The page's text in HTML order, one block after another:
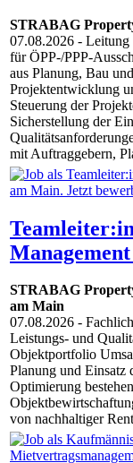
STRABAG
07.08.2026 - Leitung
für ÖPP-/PPP-
aus Planung, Bau
Projektentwicklung
Steuerung der
Sicherstellung der
mit Auftraggebern,
STRABAG
am Main
07.08.2026 -
Leistungs- und
Objektportfolio
Planung und Einsatz
Optimierung
von nachhaltiger